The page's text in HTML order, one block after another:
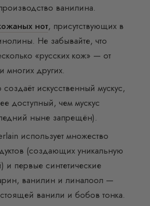
ванилина.
нот, присутствующих в
Не забывайте, что
«русских кож» — от
многих других.
искусственный мускус,
доступный, чем мускус
ныне запрещён).
использует множество
(создающих уникальную
и первые синтетические
ванилин и линалоол —
ванили и бобов тонка.